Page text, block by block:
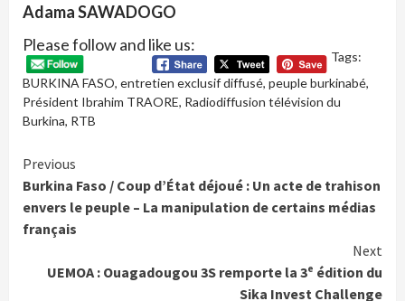
Adama SAWADOGO
Please follow and like us:
Tags:
BURKINA FASO, entretien exclusif diffusé, peuple burkinabé,
Président Ibrahim TRAORE, Radiodiffusion télévision du
Burkina, RTB
Continue
Reading
Previous
Burkina Faso / Coup d’État déjoué : Un acte de trahison
envers le peuple – La manipulation de certains médias
français
Next
UEMOA : Ouagadougou 3S remporte la 3ᵉ édition du
Sika Invest Challenge